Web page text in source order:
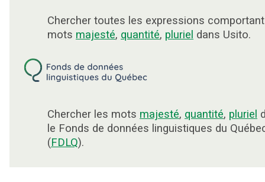
Chercher toutes les expressions
mots majesté, quantité, pluriel dans Usito.
Chercher les mots majesté, quantité, pluriel
le Fonds de données linguistiques du
(FDLQ).